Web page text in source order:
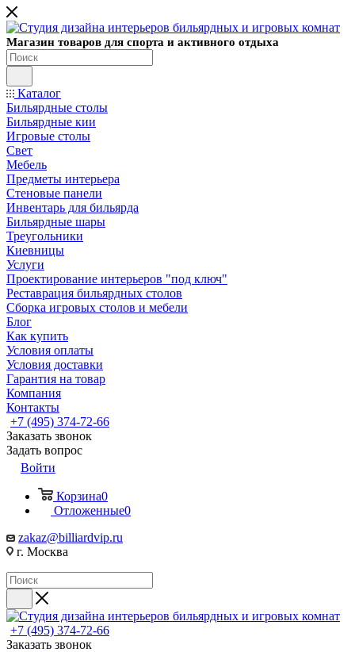
Магазин товаров для спорта и активного отдыха
Каталог
Бильярдные столы
Бильярдные кии
Игровые столы
Свет
Мебель
Предметы интерьера
Стеновые панели
Инвентарь для бильярда
Бильярдные шары
Треугольники
Киевницы
Услуги
Проектирование интерьеров "под ключ"
Реставрация бильярдных столов
Сборка игровых столов и мебели
Блог
Как купить
Условия оплаты
Условия доставки
Гарантия на товар
Компания
Контакты
+7 (495) 374-72-66
Заказать звонок
Задать вопрос
Войти
Корзина0
Отложенные0
zakaz@billiardvip.ru
г. Москва
+7 (495) 374-72-66
Заказать звонок